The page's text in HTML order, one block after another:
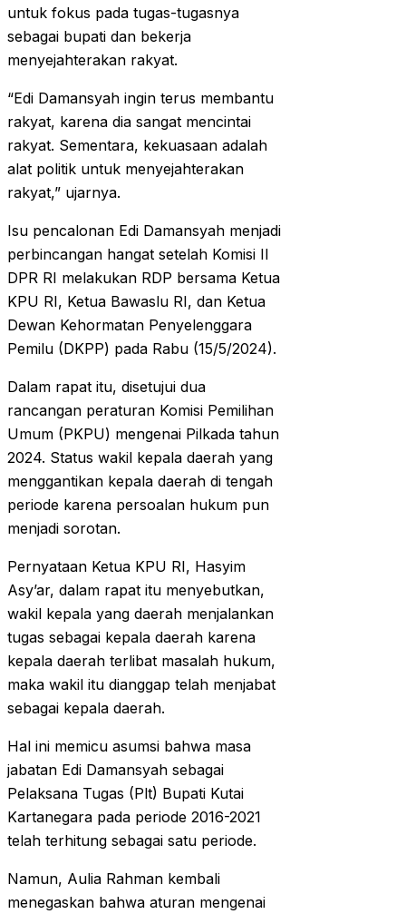
untuk fokus pada tugas-tugasnya
sebagai bupati dan bekerja
menyejahterakan rakyat.
“Edi Damansyah ingin terus membantu
rakyat, karena dia sangat mencintai
rakyat. Sementara, kekuasaan adalah
alat politik untuk menyejahterakan
rakyat,” ujarnya.
Isu pencalonan Edi Damansyah menjadi
perbincangan hangat setelah Komisi II
DPR RI melakukan RDP bersama Ketua
KPU RI, Ketua Bawaslu RI, dan Ketua
Dewan Kehormatan Penyelenggara
Pemilu (DKPP) pada Rabu (15/5/2024).
Dalam rapat itu, disetujui dua
rancangan peraturan Komisi Pemilihan
Umum (PKPU) mengenai Pilkada tahun
2024. Status wakil kepala daerah yang
menggantikan kepala daerah di tengah
periode karena persoalan hukum pun
menjadi sorotan.
Pernyataan Ketua KPU RI, Hasyim
Asy’ar, dalam rapat itu menyebutkan,
wakil kepala yang daerah menjalankan
tugas sebagai kepala daerah karena
kepala daerah terlibat masalah hukum,
maka wakil itu dianggap telah menjabat
sebagai kepala daerah.
Hal ini memicu asumsi bahwa masa
jabatan Edi Damansyah sebagai
Pelaksana Tugas (Plt) Bupati Kutai
Kartanegara pada periode 2016-2021
telah terhitung sebagai satu periode.
Namun, Aulia Rahman kembali
menegaskan bahwa aturan mengenai